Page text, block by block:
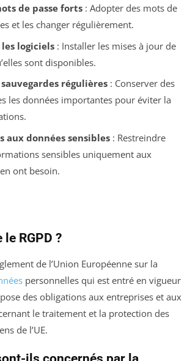
de passe forts: Adopter des mots de
et les changer régulièrement.
logiciels: Installer les mises à jour de
sont disponibles.
régulières: Conserver des
les données importantes pour éviter la
aux données sensibles: Restreindre
sensibles uniquement aux
ont besoin.
le RGPD ?
de l’Union Européenne sur la
personnelles qui est entré en vigueur
des obligations aux entreprises et aux
le traitement et la protection des
de l’UE.